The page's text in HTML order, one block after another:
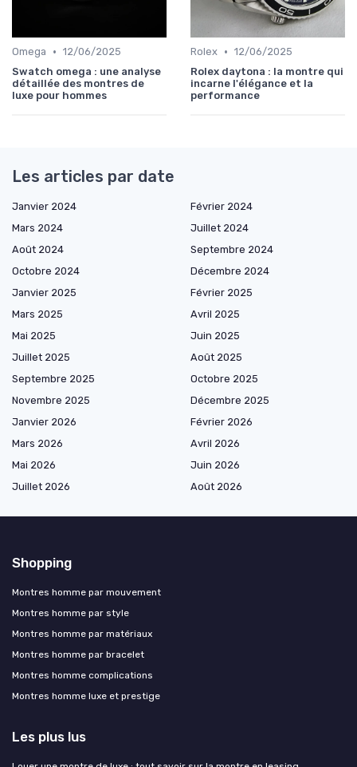
Omega • 12/06/2025
Swatch omega : une analyse
détaillée des montres de
luxe pour hommes
Rolex • 12/06/2025
Rolex daytona : la montre qui
incarne l'élégance et la
performance
Les articles par date
Janvier 2024
Février 2024
Mars 2024
Juillet 2024
Août 2024
Septembre 2024
Octobre 2024
Décembre 2024
Janvier 2025
Février 2025
Mars 2025
Avril 2025
Mai 2025
Juin 2025
Juillet 2025
Août 2025
Septembre 2025
Octobre 2025
Novembre 2025
Décembre 2025
Janvier 2026
Février 2026
Mars 2026
Avril 2026
Mai 2026
Juin 2026
Juillet 2026
Août 2026
Shopping
Montres homme par mouvement
Montres homme par style
Montres homme par matériaux
Montres homme par bracelet
Montres homme complications
Montres homme luxe et prestige
Les plus lus